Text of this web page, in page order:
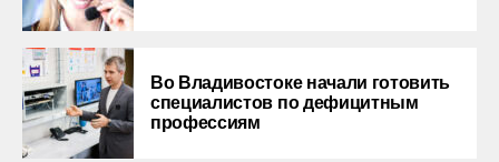
Во Владивостоке начали готовить
специалистов по дефицитным
профессиям